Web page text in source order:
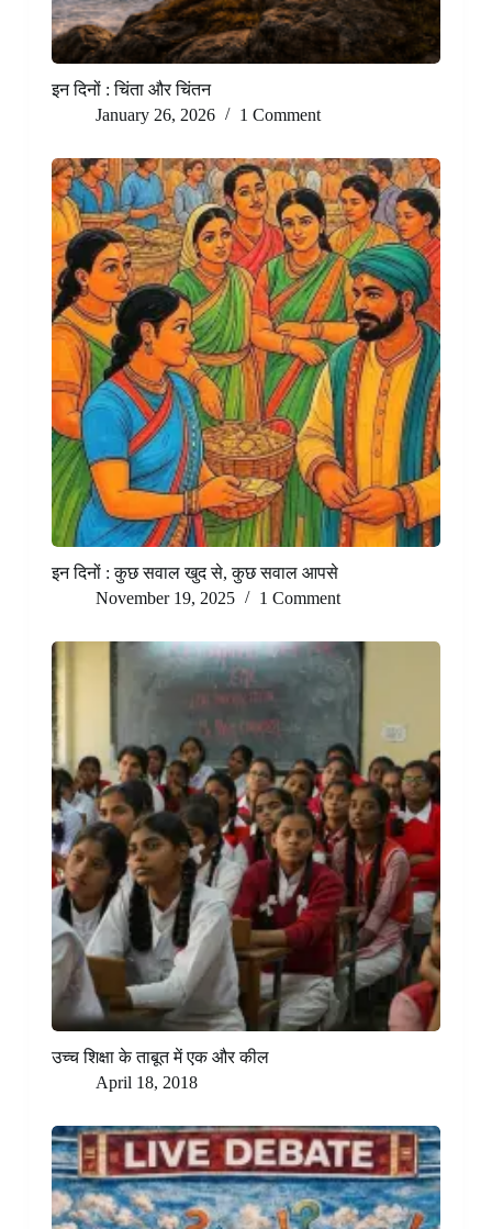
इन दिनों : चिंता और चिंतन
January 26, 2026
1 Comment
इन दिनों : कुछ सवाल खुद से, कुछ सवाल आपसे
November 19, 2025
1 Comment
उच्च शिक्षा के ताबूत में एक और कील
April 18, 2018